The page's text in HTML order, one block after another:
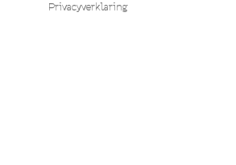
Privacyverklaring